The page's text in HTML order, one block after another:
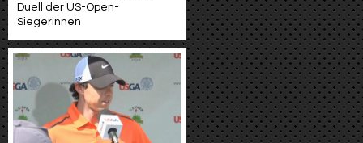
Duell der US-Open-
Siegerinnen